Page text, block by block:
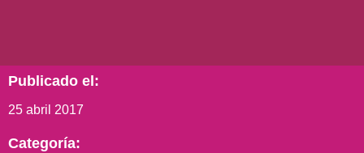
Publicado el:
25 abril 2017
Categoría: